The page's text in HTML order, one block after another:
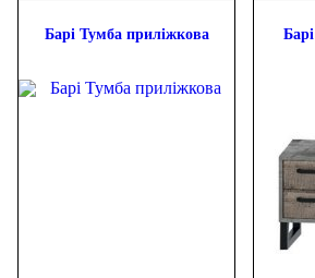
Барі Тумба приліжкова